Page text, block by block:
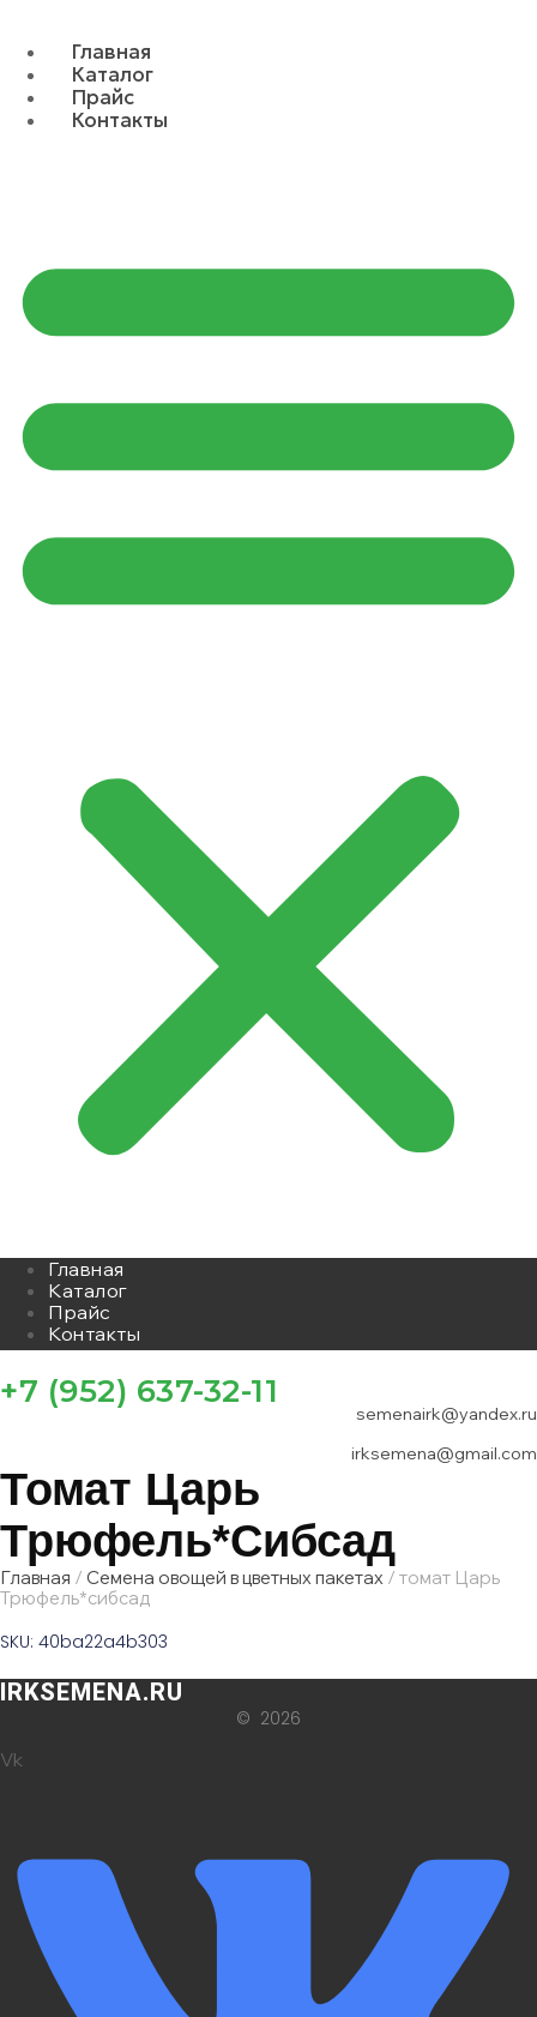
Главная
Каталог
Прайс
Контакты
Главная
Каталог
Прайс
Контакты
+7 (952) 637-32-11
semenairk@yandex.ru
irksemena@gmail.com
Томат Царь
Трюфель*сибсад
Главная / Семена овощей в цветных пакетах / томат Царь
Трюфель*сибсад
SKU: 40ba22a4b303
IRKSEMENA.RU
© 2026
Vk